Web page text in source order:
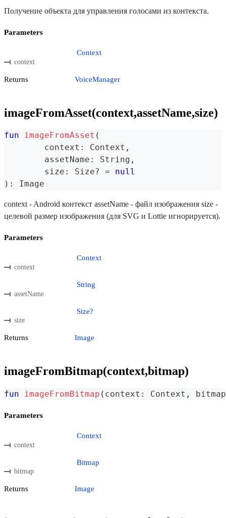
Получение объекта для управления голосами из контекста.
Parameters
context
Context
Returns VoiceManager
imageFromAsset(context,assetName,size)
fun imageFromAsset (
	context
: Context ,
	assetName
: String ,
	size
: Size? =
null
) : Image
context - Android контекст assetName - файл изображения size -
целевой размер изображения (для SVG и Lottie игнорируется).
Parameters
context
Context
assetName
String
size
Size?
Returns Image
imageFromBitmap(context,bitmap)
fun imageFromBitmap ( context : Context , bitmap
Parameters
context
Context
bitmap
Bitmap
Returns Image